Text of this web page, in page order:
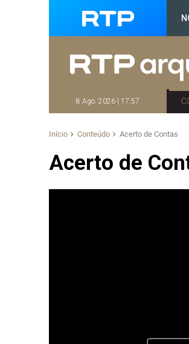
8 Ago. 2026 | 17:57
Início Conteúdo Acerto de Contas
Acerto de